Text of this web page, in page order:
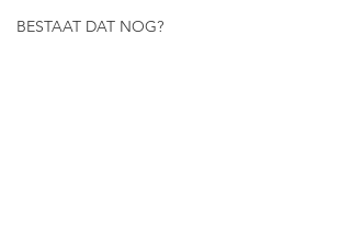
BESTAAT DAT NOG?